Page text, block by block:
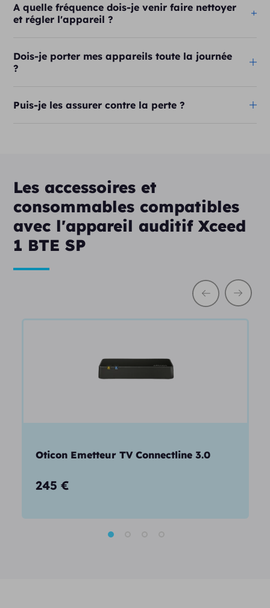
A quelle fréquence dois-je venir faire nettoyer
et régler l'appareil ?
Dois-je porter mes appareils toute la journée
?
Puis-je les assurer contre la perte ?
Les accessoires et
consommables compatibles
avec l'appareil auditif Xceed
1 BTE SP
Oticon Emetteur TV Connectline 3.0
245 €